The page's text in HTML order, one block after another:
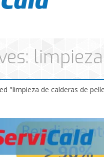
"limpieza de calderas de